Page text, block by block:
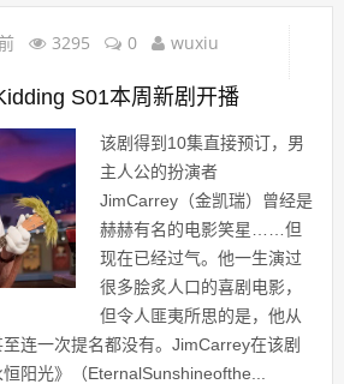
3295 0 wuxiu
S01本周新剧开播
该剧得到10集直接预订，男
主人公的扮演者
JimCarrey（金凯瑞）曾经是
赫赫有名的电影笑星……但
现在已经过气。他一生演过
很多脍炙人口的喜剧电影，
但令人匪夷所思的是，他从
连一次提名都没有。JimCarrey在该剧
阳光》（EternalSunshineofthe...